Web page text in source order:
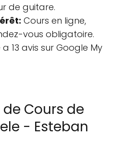
de guitare.
Cours en ligne,
vous obligatoire.
13 avis sur Google My
Cours de
- Esteban